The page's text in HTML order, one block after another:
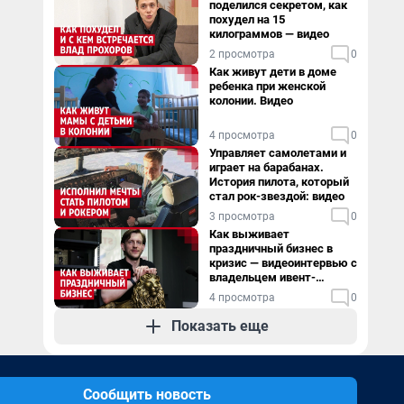
поделился секретом, как
похудел на 15
килограммов — видео
2 просмотра 0
Как живут дети в доме
ребенка при женской
колонии. Видео
4 просмотра 0
Управляет самолетами и
играет на барабанах.
История пилота, который
стал рок-звездой: видео
3 просмотра 0
Как выживает
праздничный бизнес в
кризис — видеоинтервью с
владельцем ивент-
агентства
4 просмотра 0
Показать еще
Сообщить новость